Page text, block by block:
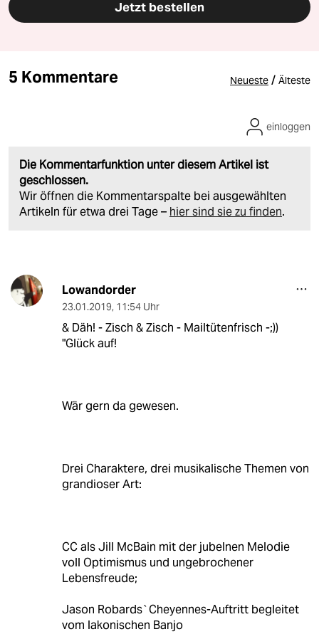
Jetzt bestellen
5 Kommentare Neueste / Älteste
Die Kommentarfunktion unter diesem Artikel ist
geschlossen.
Wir öffnen die Kommentarspalte bei ausgewählten
Artikeln für etwa drei Tage – hier sind sie zu finden.
einloggen
Lowandorder
23.01.2019, 11:54 Uhr
& Däh! - Zisch & Zisch - Mailtütenfrisch -;))
"Glück auf!
Wär gern da gewesen.
Drei Charaktere, drei musikalische Themen von
grandioser Art:
CC als Jill McBain mit der jubelnen Melodie
voll Optimismus und ungebrochener
Lebensfreude;
Jason Robards`Cheyennes-Auftritt begleitet
vom lakonischen Banjo